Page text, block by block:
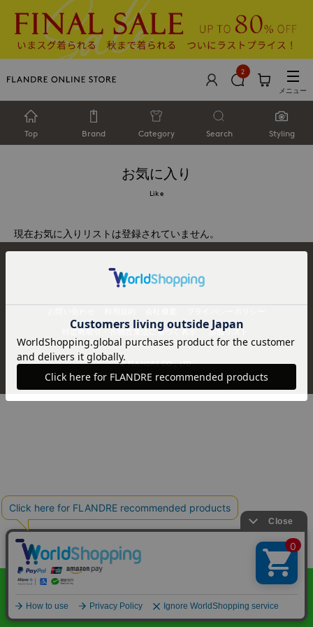
2
メニュー
Top Brand Category Search Styling
お気に入り
Like
現在お気に入りリストは登録されていません。
特定商取引・古物営業法に基づく表示 店舗リスト
© FLANDRE CO., LTD.